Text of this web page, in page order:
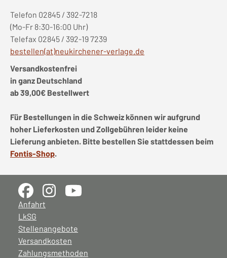
Telefon 02845 / 392-7218
(Mo-Fr 8:30-16:00 Uhr)
Telefax 02845 / 392-19 7239
bestellen(at)neukirchener-verlage.de
Versandkostenfrei
in ganz Deutschland
ab 39,00€ Bestellwert
Für Bestellungen in die Schweiz können wir aufgrund
hoher Lieferkosten und Zollgebühren leider keine
Lieferung anbieten. Bitte bestellen Sie stattdessen beim
Fontis-Shop.
Anfahrt
LkSG
Stellenangebote
Versandkosten
Zahlungsmethoden